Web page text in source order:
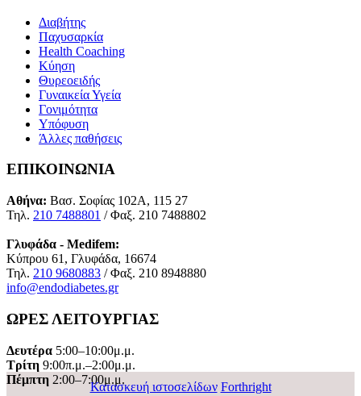
Διαβήτης
Παχυσαρκία
Health Coaching
Κύηση
Θυρεοειδής
Γυναικεία Υγεία
Γονιμότητα
Υπόφυση
Άλλες παθήσεις
ΕΠΙΚΟΙΝΩΝΙΑ
Αθήνα: Βασ. Σοφίας 102Α, 115 27
Τηλ. 210 7488801 / Φαξ. 210 7488802
Γλυφάδα - Medifem:
Κύπρου 61, Γλυφάδα, 16674
Τηλ. 210 9680883 / Φαξ. 210 8948880
info@endodiabetes.gr
ΩΡΕΣ ΛΕΙΤΟΥΡΓΙΑΣ
Δευτέρα 5:00–10:00μ.μ.
Τρίτη 9:00π.μ.–2:00μ.μ.
Πέμπτη 2:00–7:00μ.μ.
Κατασκευή ιστοσελίδων Forthright